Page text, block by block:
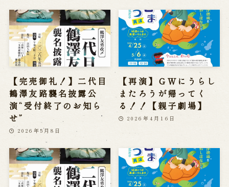
【完売御礼！】二代目
鶴澤友路襲名披露公
演“受付終了のお知ら
せ”
2026年5月8日
【再演】ＧＷにうらし
またろうが帰ってく
る！！【親子劇場】
2026年4月16日